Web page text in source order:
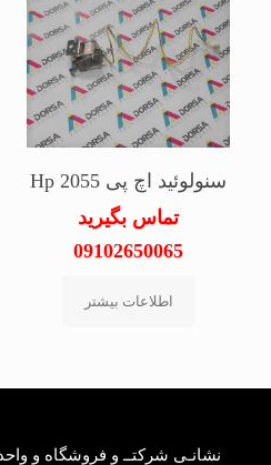
سنولوئید اچ پی Hp 2055
تماس بگیرید
09102650065
اطلاعات بیشتر
نشانـی شرکتــ و فروشگاه و